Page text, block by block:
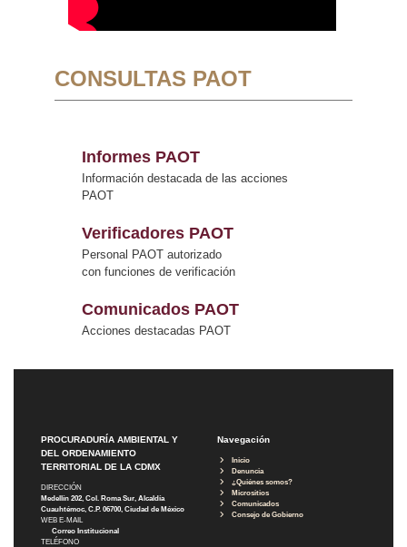
CONSULTAS PAOT
Informes PAOT
Información destacada de las acciones
PAOT
Verificadores PAOT
Personal PAOT autorizado
con funciones de verificación
Comunicados PAOT
Acciones destacadas PAOT
PROCURADURÍA AMBIENTAL Y
DEL ORDENAMIENTO
TERRITORIAL DE LA CDMX
DIRECCIÓN
Medellín 202, Col. Roma Sur, Alcaldía
Cuauhtémoc, C.P. 06700, Ciudad de México
WEB E-MAIL
Correo Institucional
TELÉFONO
Navegación
Inicio
Denuncia
¿Quiénes somos?
Micrositios
Comunicados
Consejo de Gobierno